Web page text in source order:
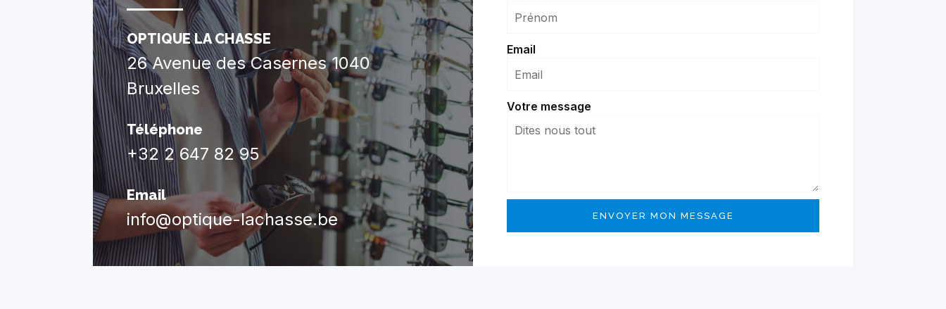
OPTIQUE LA CHASSE
26 Avenue des Casernes 1040
Bruxelles
Téléphone
+32 2 647 82 95
Email
info@optique-lachasse.be
Email
Votre message
ENVOYER MON MESSAGE